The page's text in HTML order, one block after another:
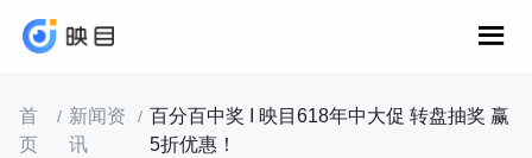
首
页
/ 新闻资
讯
/ 百分百中奖 I 映目618年中大促 转盘抽奖 赢
5折优惠！